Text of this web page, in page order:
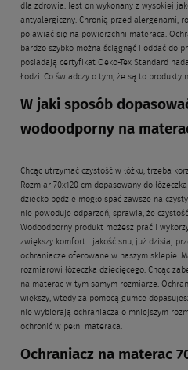
dla zdrowia. Jest on wykonany z wysokiej
antyalergiczny. Chronią przed alergenami,
pojawiać się na powierzchni materaca.
bardzo szybko można ściągnąć i oddać do
posiadają certyfikat Oeko-Tex Standard
Łodzi. Co świadczy o tym, że są to produkty
W jaki sposób
wodoodporny na
Chcąc utrzymać czystość w łóżku, trzeba
Rozmiar 70x120 cm dopasowany do
dziecko będzie mogło spać zawsze na
nie powoduje odparzeń, sprawia, że
Wodoodporny produkt możesz prać i
zwiększy komfort i jakość snu, już dzisiaj
ochraniacze oferowane w naszym sklepie.
rozmiarowi łóżeczka dziecięcego. Chcąc
na materac w tym samym rozmiarze.
większy, wtedy za pomocą gumce
nie wybierają ochraniacza o mniejszym
ochronić w pełni materaca.
Ochraniacz na materac